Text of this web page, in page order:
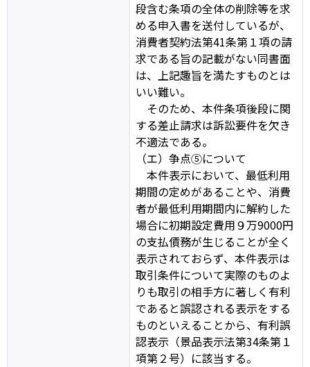
段含む条項の全体の削除等を求
める申入書を送付しているが、
消費者契約法第41条第１項の請
求である旨の記載がない同書面
は、上記趣旨を満たすものとは
いい難い。
そのため、本件条項後段に関
する差止請求は訴訟要件を欠き
不適法である。
（エ）争点⑤について
本件表示において、最低利用
期間の定めがあることや、消費
者が最低利用期間内に解約した
場合に初期設定費用９万9000円
の支払債務が生じることが全く
表示されておらず、本件表示は
取引条件について実際のものよ
りも取引の相手方に著しく有利
であると誤認される表示をする
ものといえることから、有利誤
認表示（景品表示法第34条第１
項第２号）に該当する。